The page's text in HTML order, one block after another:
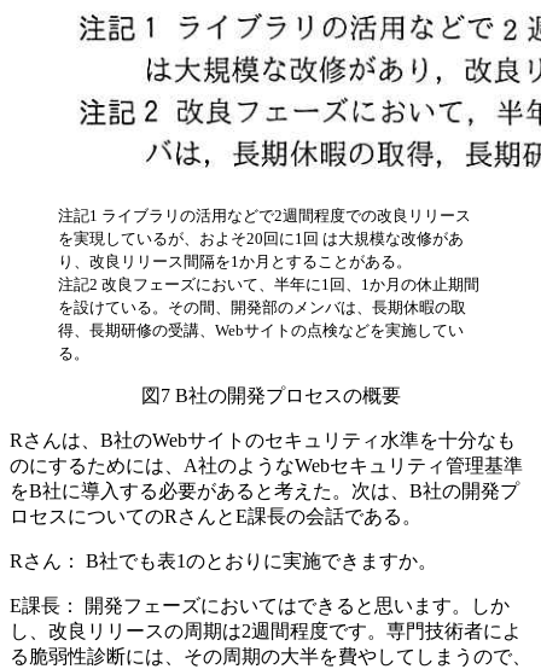
注記1 ライブラリの活用などで2週間程度での改良リリース
を実現しているが、およそ20回に1回 は大規模な改修があ
り、改良リリース間隔を1か月とすることがある。
注記2 改良フェーズにおいて、半年に1回、1か月の休止期間
を設けている。その間、開発部のメンバは、長期休暇の取
得、長期研修の受講、Webサイトの点検などを実施してい
る。
図7 B社の開発プロセスの概要
Rさんは、B社のWebサイトのセキュリティ水準を十分なも
のにするためには、A社のようなWebセキュリティ管理基準
をB社に導入する必要があると考えた。次は、B社の開発プ
ロセスについてのRさんとE課長の会話である。
Rさん： B社でも表1のとおりに実施できますか。
E課長：
開発フェーズにおいてはできると思います。しか
し、改良リリースの周期は2週間程度です。専門技術者によ
る脆弱性診断には、その周期の大半を費やしてしまうので、